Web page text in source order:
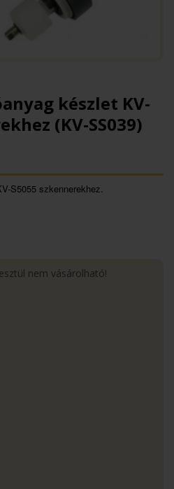
készlet KV-
(KV-SS039)
S5055 szkennerekhez.
nem vásárolható!